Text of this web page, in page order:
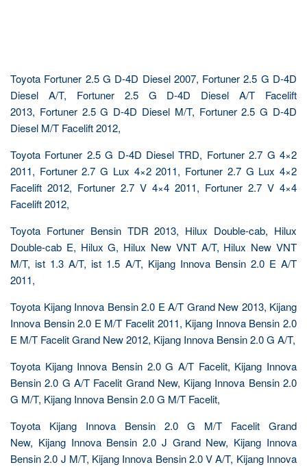
Toyota Fortuner 2.5 G D-4D Diesel 2007, Fortuner 2.5 G D-4D
Diesel A/T, Fortuner 2.5 G D-4D Diesel A/T Facelift
2013, Fortuner 2.5 G D-4D Diesel M/T, Fortuner 2.5 G D-4D
Diesel M/T Facelift 2012,
Toyota Fortuner 2.5 G D-4D Diesel TRD, Fortuner 2.7 G 4×2
2011, Fortuner 2.7 G Lux 4×2 2011, Fortuner 2.7 G Lux 4×2
Facelift 2012, Fortuner 2.7 V 4×4 2011, Fortuner 2.7 V 4×4
Facelift 2012,
Toyota Fortuner Bensin TDR 2013, Hilux Double-cab, Hilux
Double-cab E, Hilux G, Hilux New VNT A/T, Hilux New VNT
M/T, ist 1.3 A/T, ist 1.5 A/T, Kijang Innova Bensin 2.0 E A/T
2011,
Toyota Kijang Innova Bensin 2.0 E A/T Grand New 2013, Kijang
Innova Bensin 2.0 E M/T Facelit 2011, Kijang Innova Bensin 2.0
E M/T Facelit Grand New 2012, Kijang Innova Bensin 2.0 G A/T,
Toyota Kijang Innova Bensin 2.0 G A/T Facelit, Kijang Innova
Bensin 2.0 G A/T Facelit Grand New, Kijang Innova Bensin 2.0
G M/T, Kijang Innova Bensin 2.0 G M/T Facelit,
Toyota Kijang Innova Bensin 2.0 G M/T Facelit Grand
New, Kijang Innova Bensin 2.0 J Grand New, Kijang Innova
Bensin 2.0 J M/T, Kijang Innova Bensin 2.0 V A/T, Kijang Innova